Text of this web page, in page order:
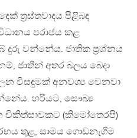
ත‍්‍රස්තවාදය පිළිබඳ
පරාජය කළ
දුරු වන්නේය. ජාතික ප‍්‍රශ්නය
ජාතීන් අතර බලය බෙදා
විසඳුමක් අනවශ්‍ය වෙනවා
හරියට, සෞඛ්‍ය
චිකිත්සාවකට (කිමෝතෙරපි)
තුළ, සාමය ගොඩනැගීම